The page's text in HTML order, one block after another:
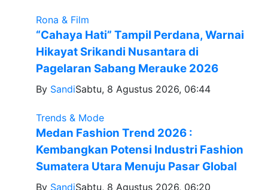
Rona & Film
“Cahaya Hati” Tampil Perdana, Warnai
Hikayat Srikandi Nusantara di
Pagelaran Sabang Merauke 2026
By SandiSabtu, 8 Agustus 2026, 06:44
Trends & Mode
Medan Fashion Trend 2026 :
Kembangkan Potensi Industri Fashion
Sumatera Utara Menuju Pasar Global
By SandiSabtu, 8 Agustus 2026, 06:20